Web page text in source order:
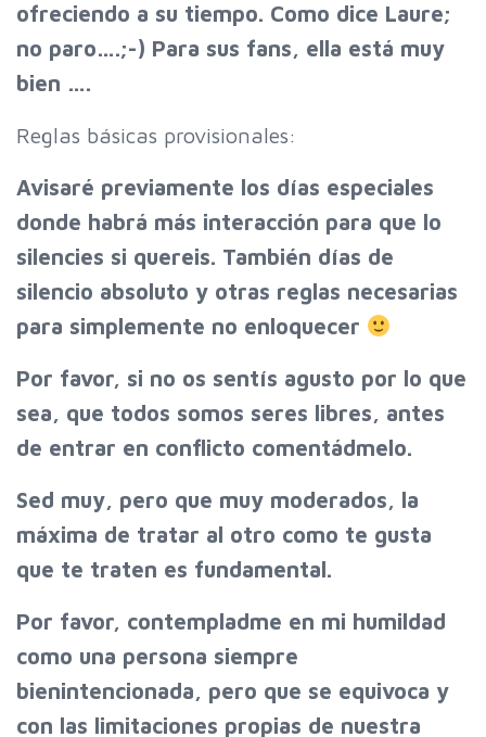
ofreciendo a su tiempo. Como dice Laure;
no paro….;-) Para sus fans, ella está muy
bien ….
Reglas básicas provisionales:
Avisaré previamente los días especiales
donde habrá más interacción para que lo
silencies si quereis. También días de
silencio absoluto y otras reglas necesarias
para simplemente no enloquecer
Por favor, si no os sentís agusto por lo que
sea, que todos somos seres libres, antes
de entrar en conflicto comentádmelo.
Sed muy, pero que muy moderados, la
máxima de tratar al otro como te gusta
que te traten es fundamental.
Por favor, contempladme en mi humildad
como una persona siempre
bienintencionada, pero que se equivoca y
con las limitaciones propias de nuestra